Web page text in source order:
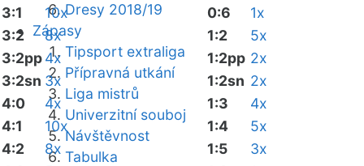
Dresy 2018/19
Zápasy
Tipsport extraliga
Přípravná utkání
Liga mistrů
Univerzitní souboj
Návštěvnost
Tabulka
3:1
10x
3:2
8x
3:2pp4x
3:2sn 3x
4:0
4x
4:1
10x
4:2
8x
0:6
1x
1:2
5x
1:2pp 2x
1:2sn 2x
1:3
4x
1:4
5x
1:5
3x